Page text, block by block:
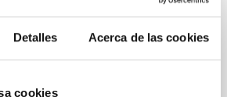
Detalles Acerca de las cookies
cookies
“AstroTragos", y se realiza en el
tendrá lugar en el Búho Club
La Laguna, Tenerife) el jueves 2 de